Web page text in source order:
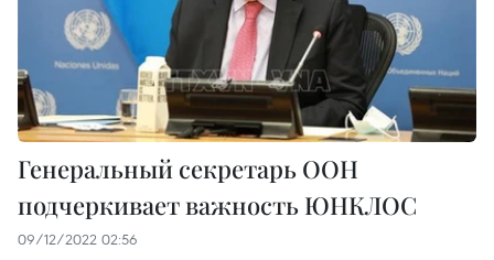
Генеральный секретарь ООН
подчеркивает важность ЮНКЛОС
09/12/2022 02:56